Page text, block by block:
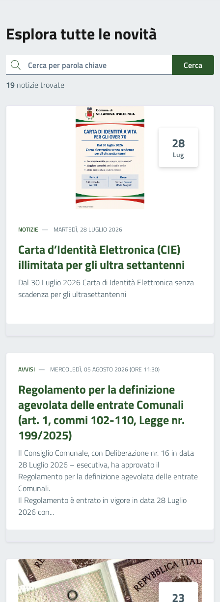
Esplora tutte le novità
cerca
Cerca
19 notizie trovate
28
Lug
NOTIZIE MARTEDÌ, 28 LUGLIO 2026
Carta d’Identità Elettronica (CIE)
illimitata per gli ultra settantenni
Dal 30 Luglio 2026 Carta di Identità Elettronica senza
scadenza per gli ultrasettantenni
AVVISI MERCOLEDÌ, 05 AGOSTO 2026 (ORE 11:30)
Regolamento per la definizione
agevolata delle entrate Comunali
(art. 1, commi 102-110, Legge nr.
199/2025)
Il Consiglio Comunale, con Deliberazione nr. 16 in data
28 Luglio 2026 – esecutiva, ha approvato il
Regolamento per la definizione agevolata delle entrate
Comunali.
Il Regolamento è entrato in vigore in data 28 Luglio
2026 con...
23